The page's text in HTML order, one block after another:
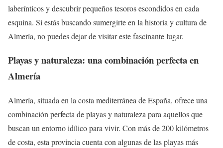
laberínticos y descubrir pequeños tesoros escondidos en cada
esquina. Si estás buscando sumergirte en la historia y cultura de
Almería, no puedes dejar de visitar este fascinante lugar.
Playas y naturaleza: una combinación perfecta en
Almería
Almería, situada en la costa mediterránea de España, ofrece una
combinación perfecta de playas y naturaleza para aquellos que
buscan un entorno idílico para vivir. Con más de 200 kilómetros
de costa, esta provincia cuenta con algunas de las playas más